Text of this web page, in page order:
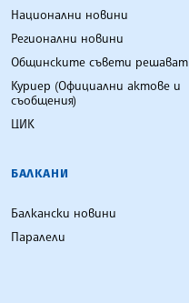
Национални новини
Регионални новини
Общинските съвети решават
Куриер (Официални актове и
съобщения)
ЦИК
БАЛКАНИ
Балкански новини
Паралели